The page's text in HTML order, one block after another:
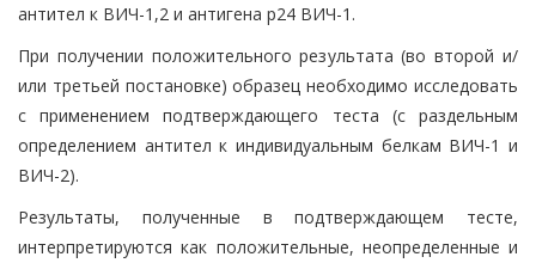
антител к ВИЧ-1,2 и антигена р24 ВИЧ-1.
При получении положительного результата (во второй и/
или третьей постановке) образец необходимо исследовать
с применением подтверждающего теста (с раздельным
определением антител к индивидуальным белкам ВИЧ-1 и
ВИЧ-2).
Результаты, полученные в подтверждающем тесте,
интерпретируются как положительные, неопределенные и